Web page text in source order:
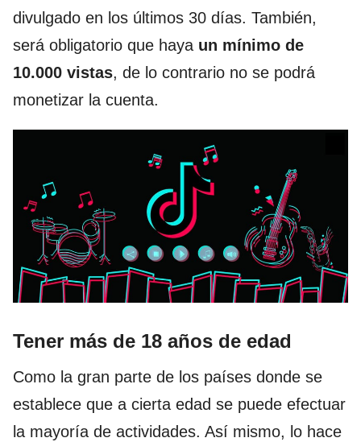
divulgado en los últimos 30 días. También,
será obligatorio que haya un mínimo de
10.000 vistas, de lo contrario no se podrá
monetizar la cuenta.
Tener más de 18 años de edad
Como la gran parte de los países donde se
establece que a cierta edad se puede efectuar
la mayoría de actividades. Así mismo, lo hace